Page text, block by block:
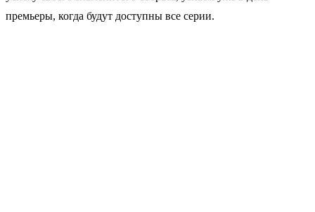
премьеры, когда будут доступны все серии.